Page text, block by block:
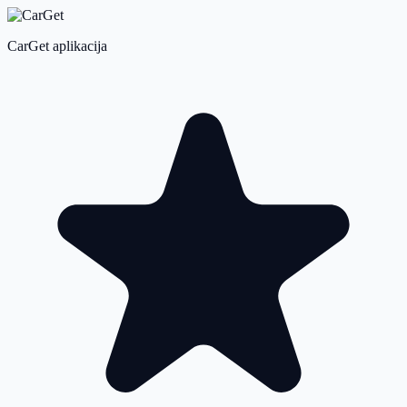
CarGet aplikacija